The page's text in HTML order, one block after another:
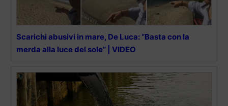
Scarichi abusivi in mare, De Luca: “Basta con la
merda alla luce del sole” | VIDEO